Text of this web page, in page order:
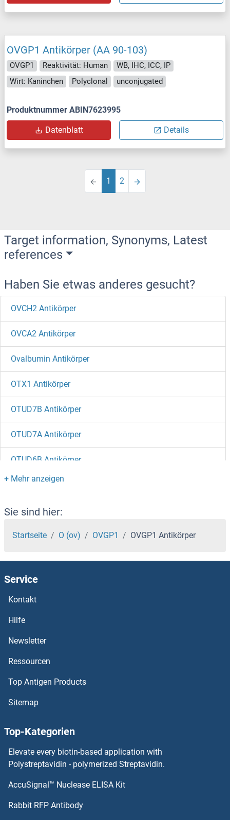
OVGP1 Antikörper (AA 90-103)
OVGP1 Reaktivität: Human
WB, IHC, ICC, IP
Wirt: Kaninchen
Polyclonal unconjugated
Produktnummer ABIN7623995
Datenblatt Details
1 2
Target information, Synonyms, Latest
references
Haben Sie etwas anderes gesucht?
OVCH2 Antikörper
OVCA2 Antikörper
Ovalbumin Antikörper
OTX1 Antikörper
OTUD7B Antikörper
OTUD7A Antikörper
OTUD6B Antikörper
OTUD6A Antikörper
OTUD4 Antikörper
OTUD1 Antikörper
OTUB2 Antikörper
OTU Domain, Ubiquitin Aldehyde Binding 1 Antikörper
OTP Antikörper
Otospiralin Antikörper
Otoraplin Antikörper
Otoferlin Antikörper
OTOA Antikörper
OTC Antikörper
Sie sind hier:
Startseite O (ov) OVGP1 OVGP1 Antikörper
Service
Kontakt
Hilfe
Newsletter
Ressourcen
Top Antigen Products
Sitemap
Top-Kategorien
Elevate every biotin-based application with
Polystreptavidin - polymerized Streptavidin.
AccuSignal™ Nuclease ELISA Kit
Rabbit RFP Antibody